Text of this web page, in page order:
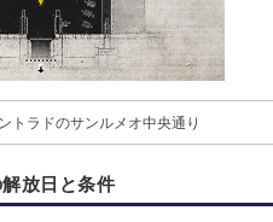
トラドのサンルメオ中央通り
放日と条件